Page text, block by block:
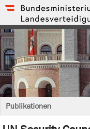
Publikationen